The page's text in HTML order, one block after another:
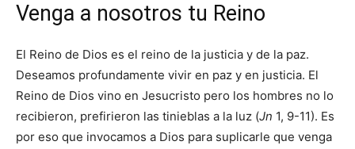
Venga a nosotros tu Reino
El Reino de Dios es el reino de la justicia y de la paz.
Deseamos profundamente vivir en paz y en justicia. El
Reino de Dios vino en Jesucristo pero los hombres no lo
recibieron, prefirieron las tinieblas a la luz (Jn 1, 9-11). Es
por eso que invocamos a Dios para suplicarle que venga